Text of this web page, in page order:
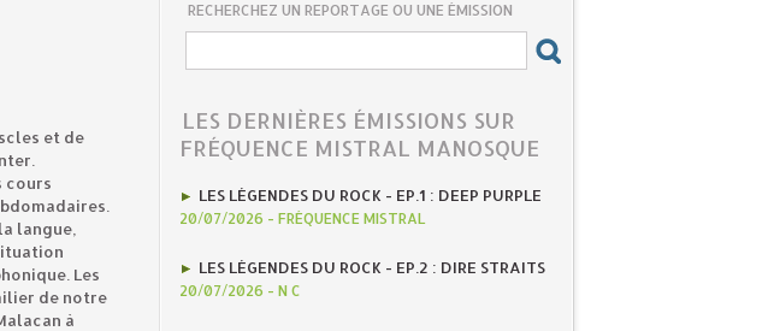
et de
cours
langue,
Les
de notre
à
RECHERCHEZ UN REPORTAGE OU UNE ÉMISSION
LES DERNIÈRES ÉMISSIONS SUR
FRÉQUENCE MISTRAL MANOSQUE
LES LÉGENDES DU ROCK - EP.1 : DEEP PURPLE
20/07/2026 - FRÉQUENCE MISTRAL
LES LÉGENDES DU ROCK - EP.2 : DIRE STRAITS
20/07/2026 - N C